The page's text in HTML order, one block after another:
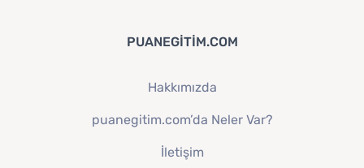
PUANEGITIM.COM
Hakkımızda
puanegitim.com’da Neler Var?
İletişim